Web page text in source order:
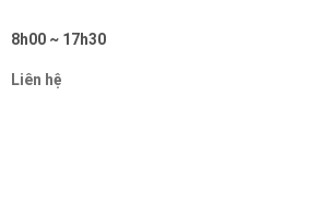
8h00 ~ 17h30
Liên hệ